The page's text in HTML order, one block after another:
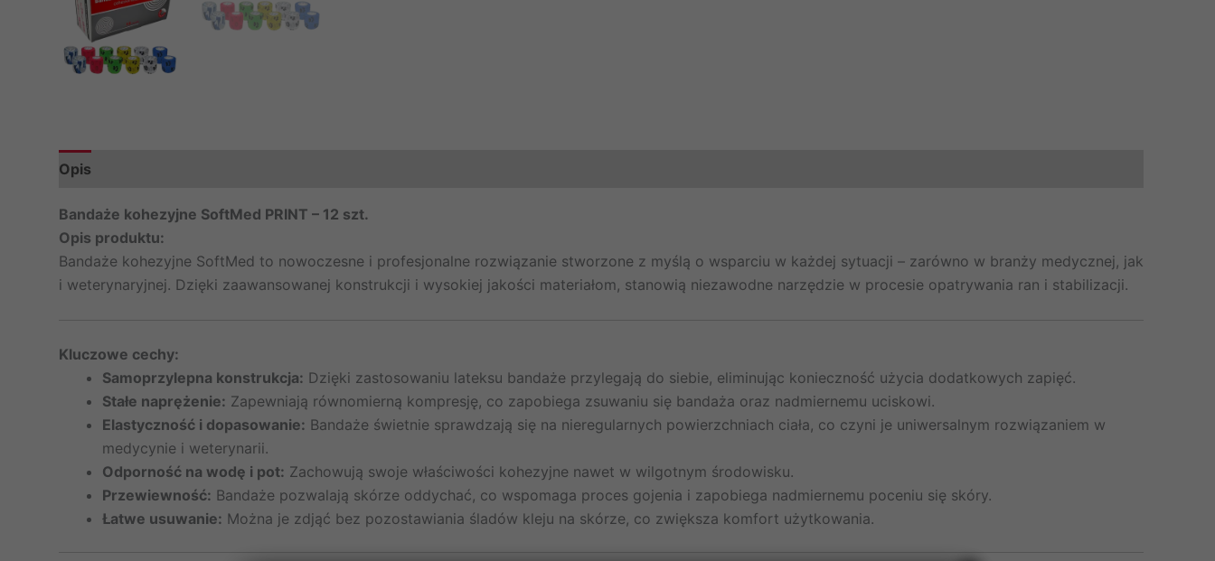
Opis
Bandaże kohezyjne SoftMed PRINT – 12 szt.
Opis produktu:
Bandaże kohezyjne SoftMed to nowoczesne i profesjonalne rozwiązanie stworzone z myślą o wsparciu w każdej sytuacji – zarówno w branży medycznej, jak
i weterynaryjnej. Dzięki zaawansowanej konstrukcji i wysokiej jakości materiałom, stanowią niezawodne narzędzie w procesie opatrywania ran i stabilizacji.
Kluczowe cechy:
Samoprzylepna konstrukcja: Dzięki zastosowaniu lateksu bandaże przylegają do siebie, eliminując konieczność użycia dodatkowych zapięć.
Stałe naprężenie: Zapewniają równomierną kompresję, co zapobiega zsuwaniu się bandaża oraz nadmiernemu uciskowi.
Elastyczność i dopasowanie: Bandaże świetnie sprawdzają się na nieregularnych powierzchniach ciała, co czyni je uniwersalnym rozwiązaniem w
medycynie i weterynarii.
Odporność na wodę i pot: Zachowują swoje właściwości kohezyjne nawet w wilgotnym środowisku.
Przewiewność: Bandaże pozwalają skórze oddychać, co wspomaga proces gojenia i zapobiega nadmiernemu poceniu się skóry.
Łatwe usuwanie: Można je zdjąć bez pozostawiania śladów kleju na skórze, co zwiększa komfort użytkowania.